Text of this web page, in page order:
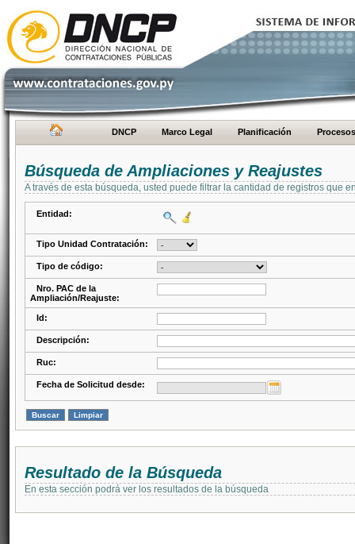
DNCP Marco Legal Planificación Procesos
Búsqueda de Ampliaciones y Reajustes
A través de esta búsqueda, usted puede filtrar la cantidad de registros que
Entidad:
Tipo Unidad Contratación:
Tipo de código:
Nro. PAC de la
Ampliación/Reajuste:
Id:
Descripción:
Ruc:
Fecha de Solicitud desde:
Resultado de la Búsqueda
En esta sección podrá ver los resultados de la búsqueda